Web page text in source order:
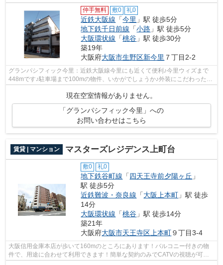
仲手無料 敷0 礼0
近鉄大阪線 「今里 」駅 徒歩5分
地下鉄千日前線 「小路 」駅 徒歩5分
大阪環状線 「桃谷 」駅 徒歩30分
築19年
大阪府大阪市生野区新今里 ７丁目2-2
グランパシフィック今里：近鉄大阪線今里にも近くて便利♪今里ウィズまで
448mです♪駐車場まで100mの物件、いかがでしょうか♪外装にこだわったオ
現在空室情報がありません。
「グランパシフィック今里」への
お問い合わせはこちら
賃貸 | マンション マスターズレジデンス上町台
敷0 礼0
地下鉄谷町線 「四天王寺前夕陽ヶ丘 」
駅 徒歩5分
近鉄難波・奈良線 「大阪上本町 」駅 徒歩
14分
大阪環状線 「桃谷 」駅 徒歩14分
築21年
大阪府大阪市天王寺区 上本町９丁目3-4
大阪信用金庫本店が歩いて160mのところにあります！バルコニー付きの物
件で、用途に合わせて利用できます！簡単な契約のみでCATVの視聴が可能
な物件です！地上10階建ての物件！失敗し...